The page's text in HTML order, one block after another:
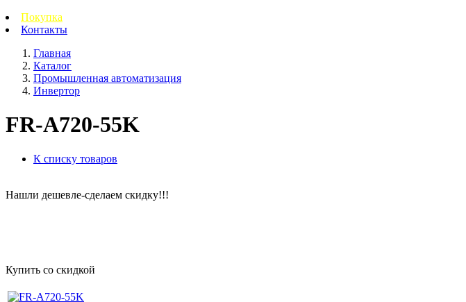
Покупка
Контакты
Главная
Каталог
Промышленная автоматизация
Инвертор
FR-A720-55K
К списку товаров
Нашли дешевле-сделаем скидку!!!
Купить со скидкой